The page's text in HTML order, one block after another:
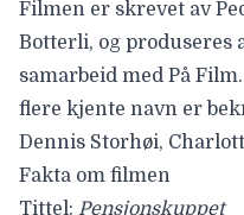
Filmen er skrevet av
Botterli, og produseres
samarbeid med På
flere kjente navn er
Dennis Storhøi,
Fakta om filmen
Tittel: Pensjonskuppet